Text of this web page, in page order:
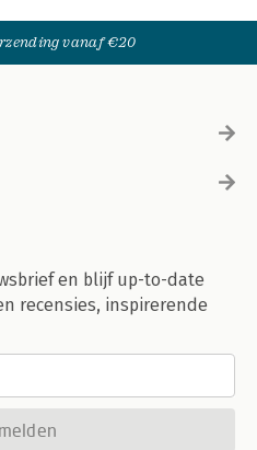
vanaf €20
en blijf up-to-date
recensies, inspirerende